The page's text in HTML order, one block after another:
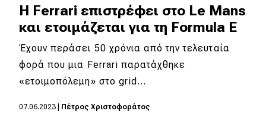
Συγκρίνουμε
Αγώνες
Formula 1
WRC
Η Ferrari επιστρέφει στο Le Mans
και ετοιμάζεται για τη Formula E
Έχουν περάσει 50 χρόνια από την τελευταία
φορά που μια Ferrari παρατάχθηκε
«ετοιμοπόλεμη» στο grid…
07.06.2023 Πέτρος Χριστοφοράτος